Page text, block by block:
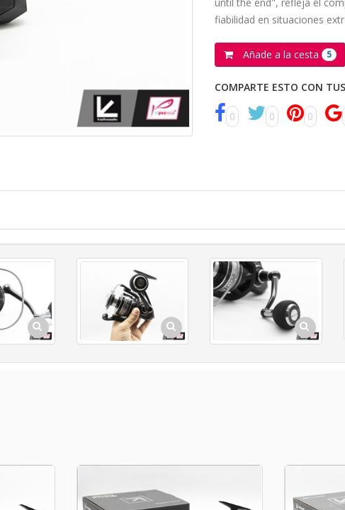
fiabilidad en situaciones
Añade a la cesta 5
COMPARTE ESTO CON
0 0 0